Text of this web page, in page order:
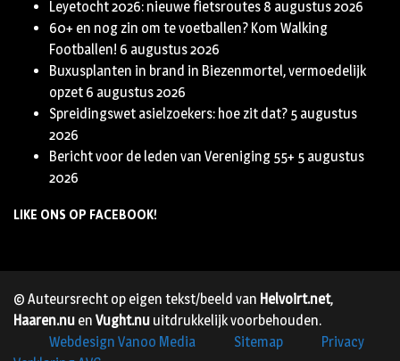
Leyetocht 2026: nieuwe fietsroutes 8 augustus 2026
60+ en nog zin om te voetballen? Kom Walking
Footballen! 6 augustus 2026
Buxusplanten in brand in Biezenmortel, vermoedelijk
opzet 6 augustus 2026
Spreidingswet asielzoekers: hoe zit dat? 5 augustus
2026
Bericht voor de leden van Vereniging 55+ 5 augustus
2026
LIKE ONS OP FACEBOOK!
© Auteursrecht op eigen tekst/beeld van Helvoirt.net,
Haaren.nu en Vught.nu uitdrukkelijk voorbehouden.
Webdesign Vanoo Media
Sitemap
Privacy